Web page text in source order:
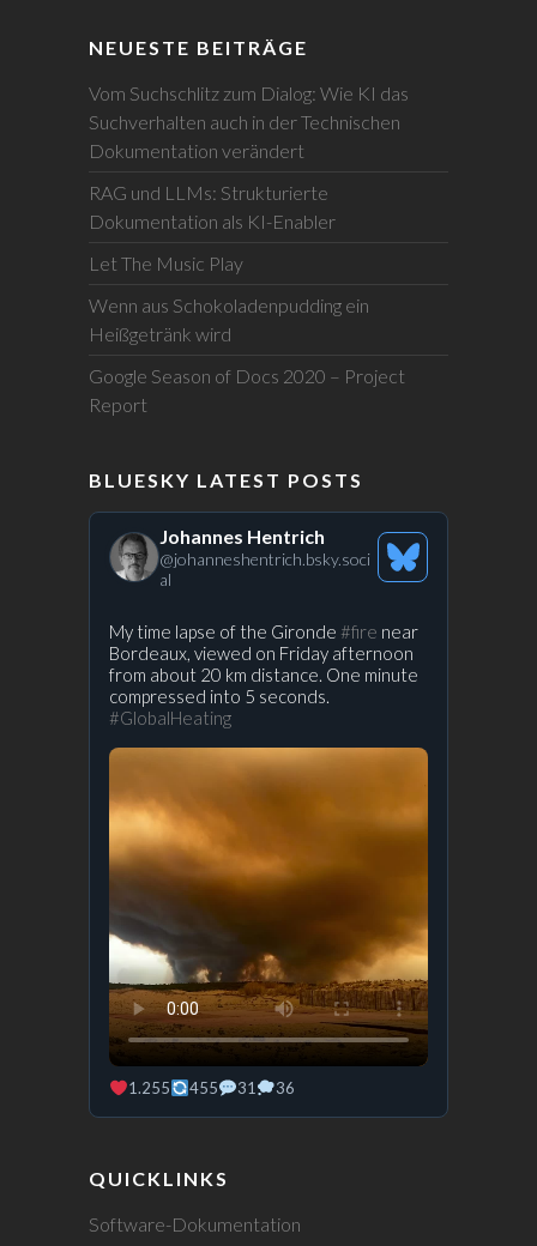
NEUESTE BEITRÄGE
Vom Suchschlitz zum Dialog: Wie KI das
Suchverhalten auch in der Technischen
Dokumentation verändert
RAG und LLMs: Strukturierte
Dokumentation als KI-Enabler
Let The Music Play
Wenn aus Schokoladenpudding ein
Heißgetränk wird
Google Season of Docs 2020 – Project
Report
BLUESKY LATEST POSTS
Johannes Hentrich
@johanneshentrich.bsky.soci
al
See
View
post
by
Prof.
Stefan
Rahmstorf
Bluesky
My time lapse of the Gironde #fire near
Bordeaux, viewed on Friday afternoon
from about 20 km distance. One minute
compressed into 5 seconds.
#GlobalHeating
1.255 455 31 36
QUICKLINKS
Software-Dokumentation